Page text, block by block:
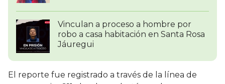
Vinculan a proceso a hombre por
robo a casa habitación en Santa Rosa
Jáuregui
El reporte fue registrado a través de la línea de